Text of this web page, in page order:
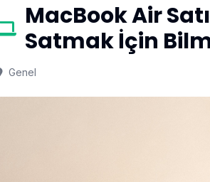
MacBook Air
Satmak İçin
Genel